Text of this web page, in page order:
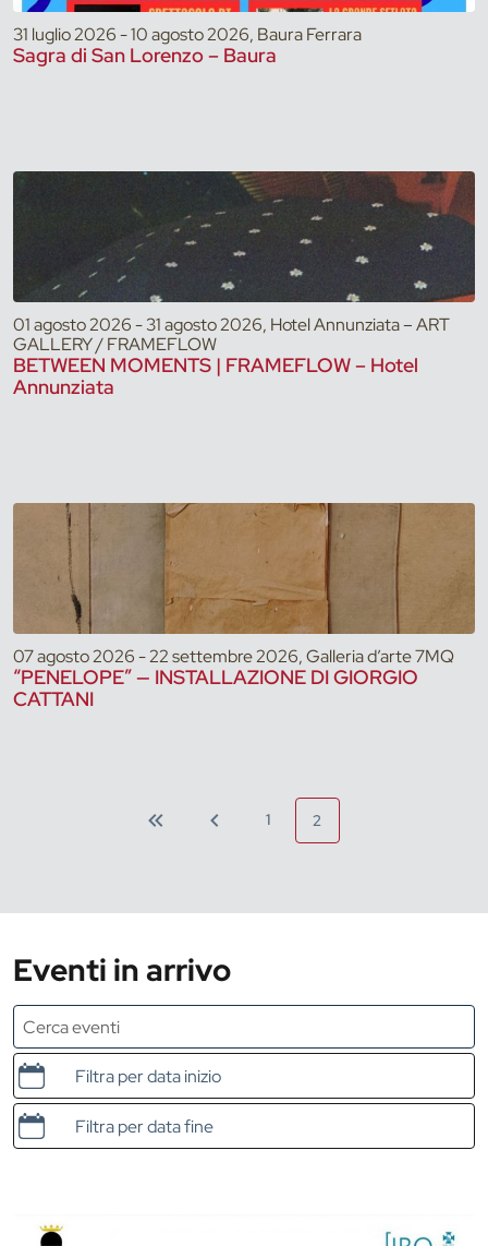
31 luglio 2026 - 10 agosto 2026, Baura Ferrara
Sagra di San Lorenzo – Baura
01 agosto 2026 - 31 agosto 2026, Hotel Annunziata – ART
GALLERY / FRAMEFLOW
BETWEEN MOMENTS | FRAMEFLOW – Hotel
Annunziata
07 agosto 2026 - 22 settembre 2026, Galleria d’arte 7MQ
“PENELOPE” — INSTALLAZIONE DI GIORGIO
CATTANI
1 2
Eventi in arrivo
Data e ora di inizio
Data e ora di fine